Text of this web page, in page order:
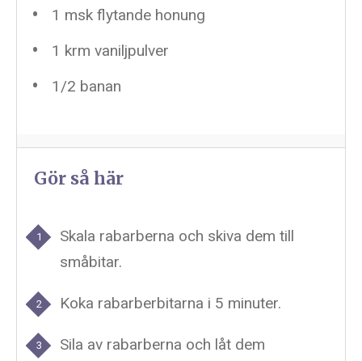
1 msk flytande honung
1 krm vaniljpulver
1/2 banan
Gör så här
Skala rabarberna och skiva dem till
småbitar.
Koka rabarberbitarna i 5 minuter.
Sila av rabarberna och låt dem